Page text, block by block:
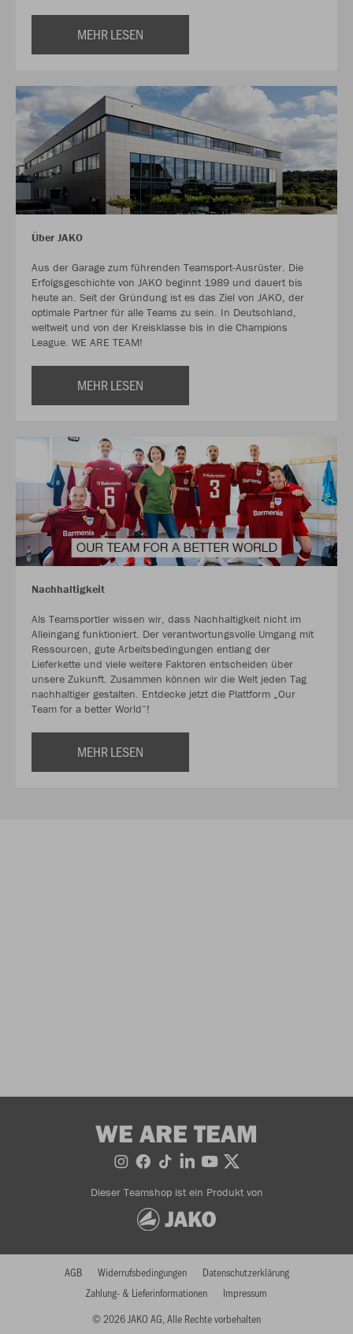
MEHR LESEN
Über JAKO
Aus der Garage zum führenden Teamsport-Ausrüster. Die
Erfolgsgeschichte von JAKO beginnt 1989 und dauert bis
heute an. Seit der Gründung ist es das Ziel von JAKO, der
optimale Partner für alle Teams zu sein. In Deutschland,
weltweit und von der Kreisklasse bis in die Champions
League. WE ARE TEAM!
MEHR LESEN
Nachhaltigkeit
Als Teamsportler wissen wir, dass Nachhaltigkeit nicht im
Alleingang funktioniert. Der verantwortungsvolle Umgang mit
Ressourcen, gute Arbeitsbedingungen entlang der
Lieferkette und viele weitere Faktoren entscheiden über
unsere Zukunft. Zusammen können wir die Welt jeden Tag
nachhaltiger gestalten. Entdecke jetzt die Plattform „Our
Team for a better World“!
MEHR LESEN
WE ARE TEAM
Dieser Teamshop ist ein Produkt von
© 2026 JAKO AG, Alle Rechte vorbehalten
AGB Widerrufsbedingungen
Datenschutzerklärung
Zahlung- & Lieferinformationen
Impressum